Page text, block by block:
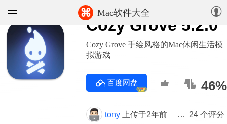
⌘ Mac软件大全
软件
游戏
Cozy Grove 5.2.0
Cozy Grove 手绘风格的Mac休闲生活模
拟游戏
百度网盘
VIP 46%
tony 上传于2年前 版本 5.2.0
24 个评分